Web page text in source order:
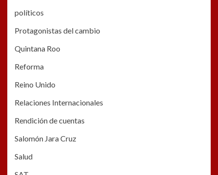
políticos
Protagonistas del cambio
Quintana Roo
Reforma
Reino Unido
Relaciones Internacionales
Rendición de cuentas
Salomón Jara Cruz
Salud